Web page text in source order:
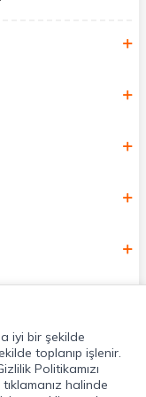
iyi bir şekilde
toplanıp işlenir.
Politikamızı
halinde